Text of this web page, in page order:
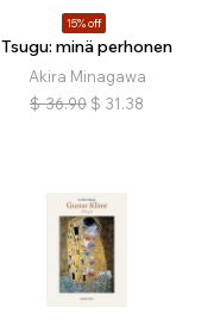
15% off
Tsugu: minä perhonen
Akira Minagawa
$ 36.90 $ 31.38